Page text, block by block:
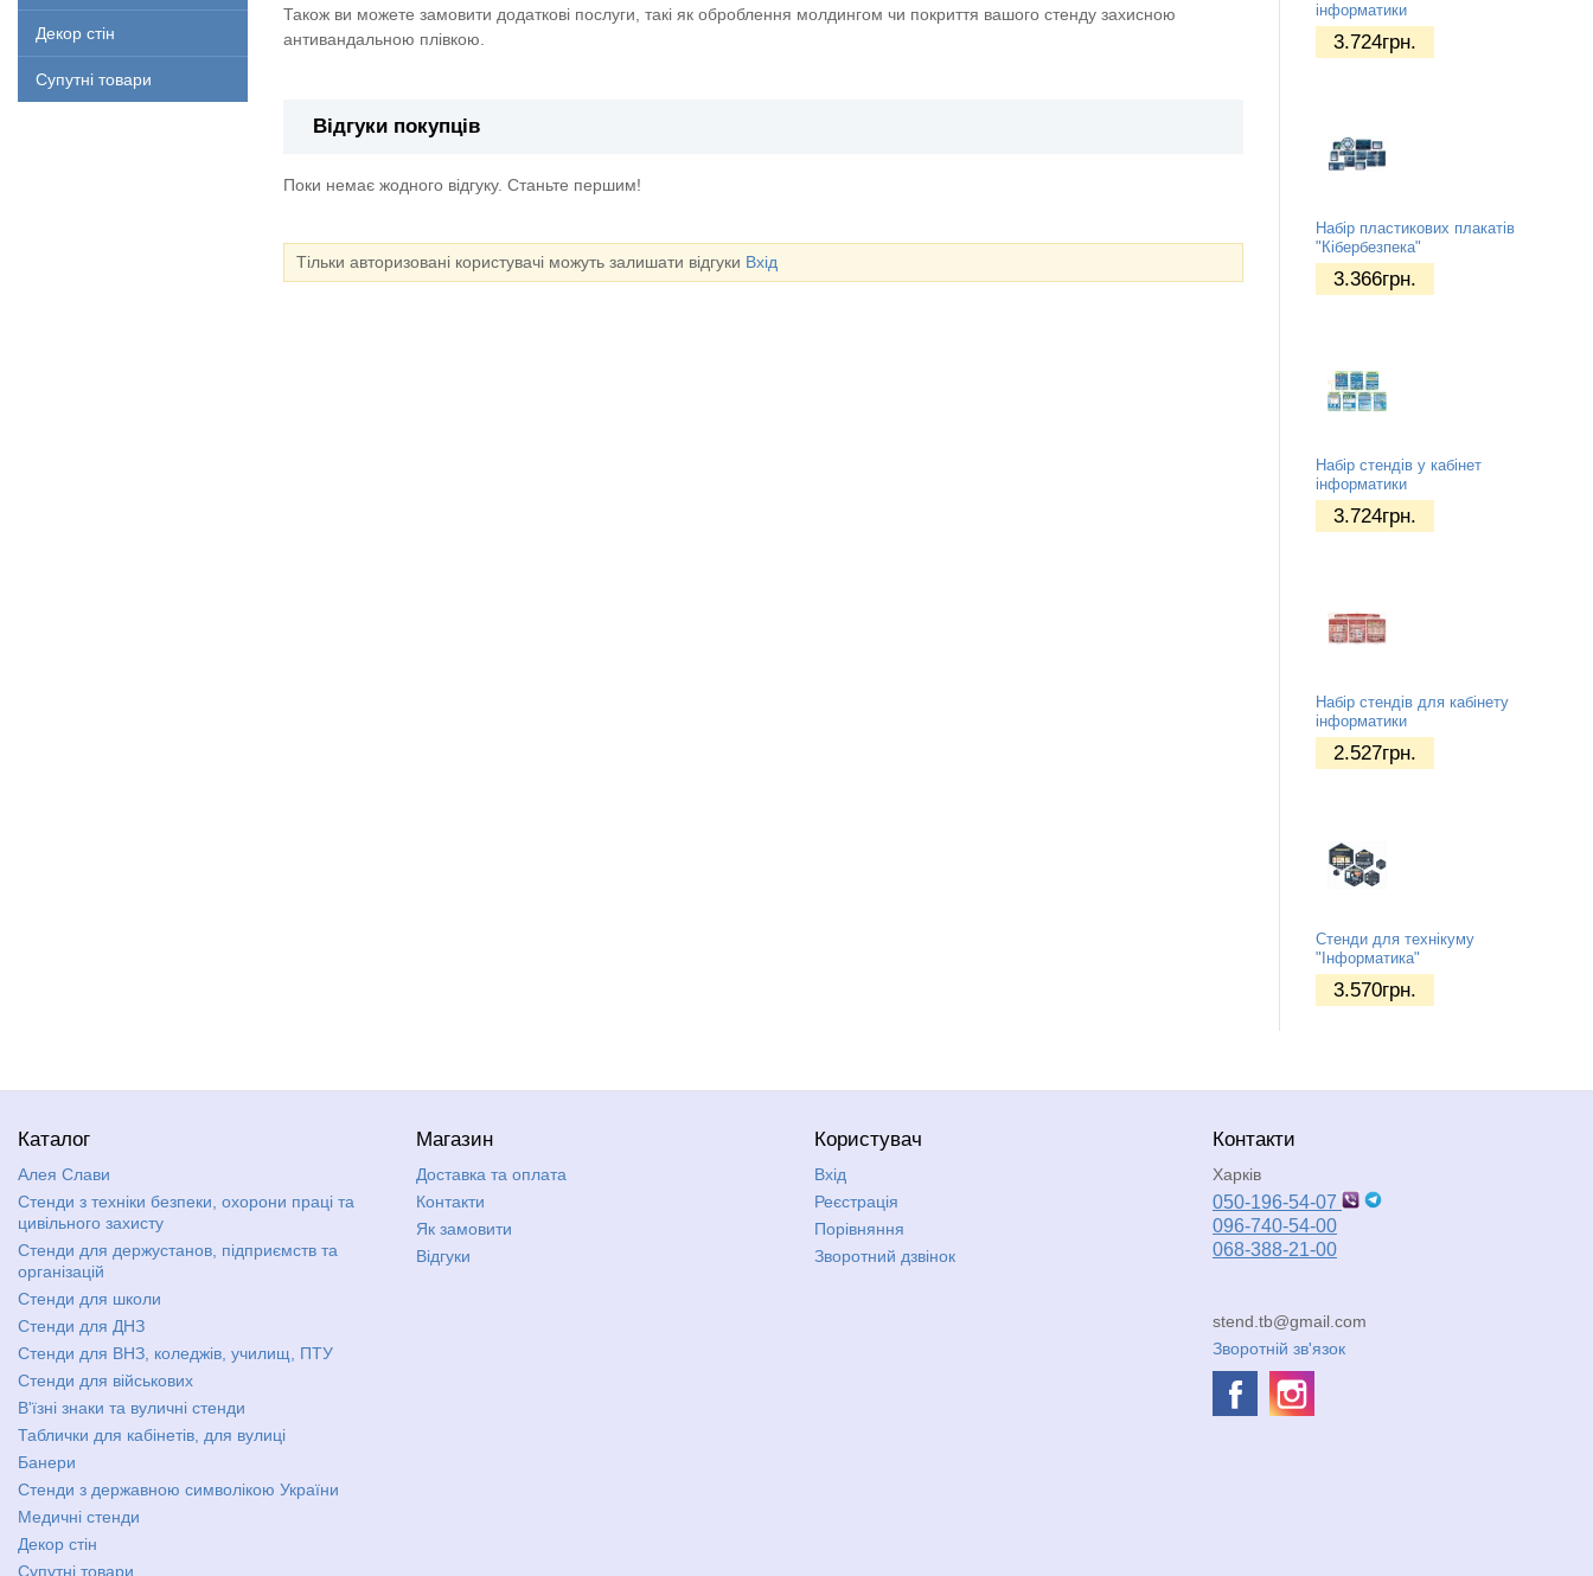
Декор стін
Супутні товари
Також ви можете замовити додаткові послуги, такі як оброблення молдингом чи покриття вашого стенду захисною
антивандальною плівкою.
Відгуки покупців
Поки немає жодного відгуку. Станьте першим!
Тільки авторизовані користувачі можуть залишати відгуки Вхід
інформатики
3.724грн.
Набір пластикових плакатів
"Кібербезпека"
3.366грн.
Набір стендів у кабінет
інформатики
3.724грн.
Набір стендів для кабінету
інформатики
2.527грн.
Стенди для технікуму
"Інформатика"
3.570грн.
Каталог
Алея Слави
Стенди з техніки безпеки, охорони праці та
цивільного захисту
Стенди для держустанов, підприємств та
організацій
Стенди для школи
Стенди для ДНЗ
Стенди для ВНЗ, коледжів, училищ, ПТУ
Стенди для військових
В'їзні знаки та вуличні стенди
Таблички для кабінетів, для вулиці
Банери
Стенди з державною символікою України
Медичні стенди
Декор стін
Супутні товари
Магазин
Доставка та оплата
Контакти
Як замовити
Відгуки
Користувач
Вхід
Реєстрація
Порівняння
Зворотний дзвінок
Контакти
Харків
050-196-54-07
096-740-54-00
068-388-21-00
stend.tb@gmail.com
Зворотній зв'язок